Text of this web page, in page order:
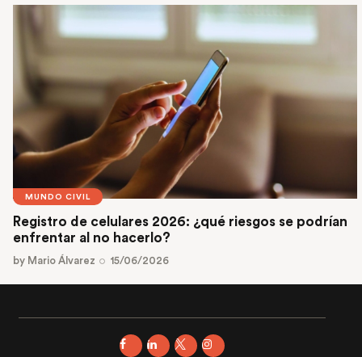
MUNDO CIVIL
Registro de celulares 2026: ¿qué riesgos se podrían
enfrentar al no hacerlo?
by Mario Álvarez 15/06/2026